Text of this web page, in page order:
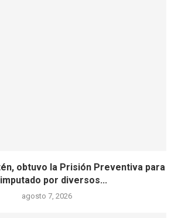
obtuvo la Prisión Preventiva para
por diversos...
agosto 7, 2026